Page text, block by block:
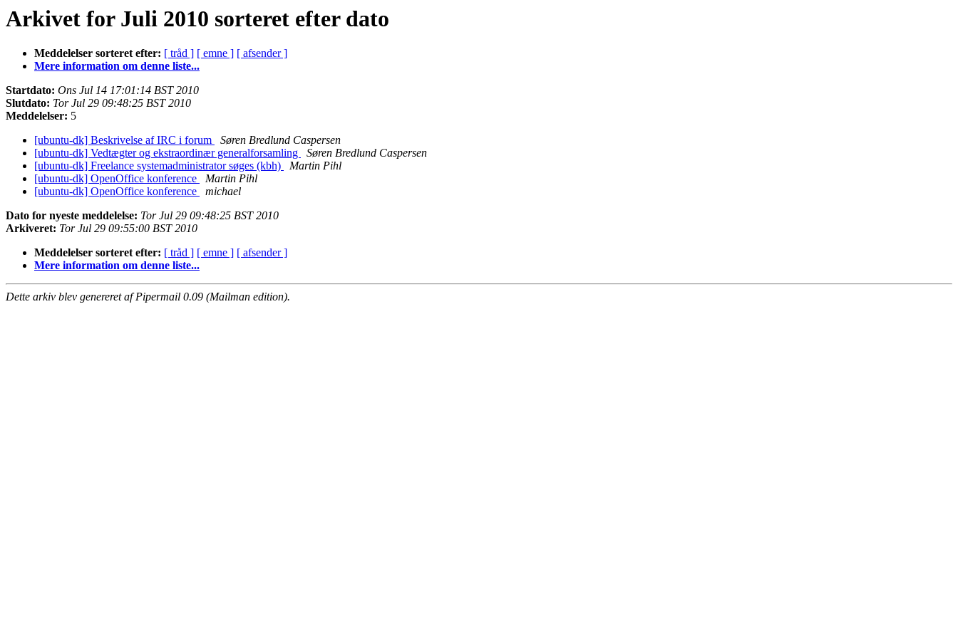
Arkivet for Juli 2010 sorteret efter dato
Meddelelser sorteret efter: [ tråd ] [ emne ] [ afsender ]
Mere information om denne liste...
Startdato: Ons Jul 14 17:01:14 BST 2010
Slutdato: Tor Jul 29 09:48:25 BST 2010
Meddelelser: 5
[ubuntu-dk] Beskrivelse af IRC i forum
Søren Bredlund Caspersen
[ubuntu-dk] Vedtægter og ekstraordinær generalforsamling
Søren Bredlund Caspersen
[ubuntu-dk] Freelance systemadministrator søges (kbh)
Martin Pihl
[ubuntu-dk] OpenOffice konference
Martin Pihl
[ubuntu-dk] OpenOffice konference
michael
Dato for nyeste meddelelse: Tor Jul 29 09:48:25 BST 2010
Arkiveret: Tor Jul 29 09:55:00 BST 2010
Meddelelser sorteret efter: [ tråd ] [ emne ] [ afsender ]
Mere information om denne liste...
Dette arkiv blev genereret af Pipermail 0.09 (Mailman edition).